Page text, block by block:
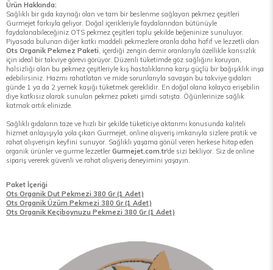
Ürün Hakkında:
Sağlıklı bir gıda kaynağı olan ve tam bir beslenme sağlayan pekmez çeşitleri
Gurmejet farkıyla geliyor. Doğal içerikleriyle faydalarından bütünüyle
faydalanabileceğiniz OTS pekmez çeşitleri toplu şekilde beğeninize sunuluyor.
Piyasada bulunan diğer katkı maddeli pekmezlere oranla daha hafif ve lezzetli olan
Ots Organik Pekmez Paketi, içerdiği zengin demir oranlarıyla özellikle kansızlık
için ideal bir takviye görevi görüyor. Düzenli tüketimde göz sağlığını koruyan,
halsizliği alan bu pekmez çeşitleriyle kış hastalıklarına karşı güçlü bir bağışıklık inşa
edebilirsiniz. Hazmı rahatlatan ve mide sorunlarıyla savaşan bu takviye gıdaları
günde 1 ya da 2 yemek kaşığı tüketmek gereklidir. En doğal olana kolayca erişebilin
diye katkısız olarak sunulan pekmez paketi şimdi satışta. Öğünlerinize sağlık
katmak artık elinizde.
Sağlıklı gıdaların taze ve hızlı bir şekilde tüketiciye aktarımı konusunda kaliteli
hizmet anlayışıyla yola çıkan Gurmejet, online alışveriş imkanıyla sizlere pratik ve
rahat alışverişin keyfini sunuyor. Sağlıklı yaşama gönül veren herkese hitap eden
organik ürünler ve gurme lezzetler Gurmejet.com.tr'de sizi bekliyor. Siz de online
sipariş vererek güvenli ve rahat alışveriş deneyimini yaşayın.
Paket İçeriği
Ots Organik Dut Pekmezi 380 Gr (1 Adet)
Ots Organik Üzüm Pekmezi 380 Gr (1 Adet)
Ots Organik Keçiboynuzu Pekmezi 380 Gr (1 Adet)